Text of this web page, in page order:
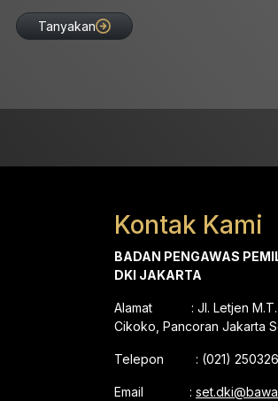
Tanyakan
Kontak Kami
BADAN PENGAWAS
DKI JAKARTA
Alamat : Jl. Letjen M.T.
Cikoko, Pancoran Jakarta
Telepon : (021)
Email :